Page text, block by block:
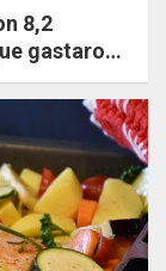
8,2
gastaron